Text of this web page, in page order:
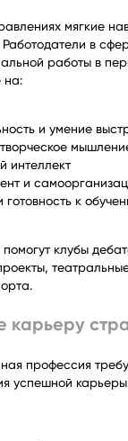
мягкие
в
работы в
на:
и умение
интеллект
и
готовность к
помогут клубы
карьеру
профессия
успешной